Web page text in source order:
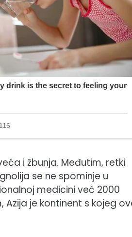
i žbunja. Međutim, retki
se ne spominje u
medicini već 2000
je kontinent s kojeg